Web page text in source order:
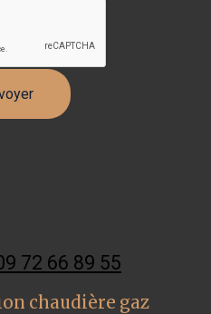
72 66 89 55
chaudière gaz